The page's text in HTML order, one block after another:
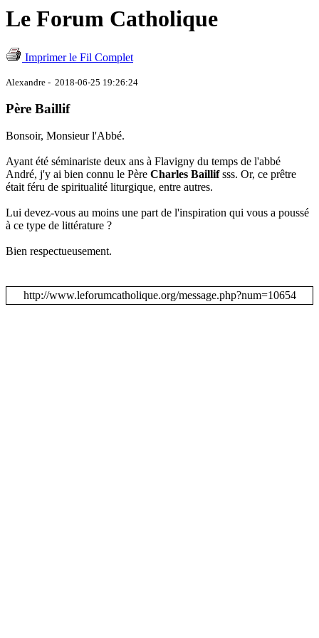
Le Forum Catholique
Imprimer le Fil Complet
Alexandre - 2018-06-25 19:26:24
Père Baillif
Bonsoir, Monsieur l'Abbé.
Ayant été séminariste deux ans à Flavigny du temps de l'abbé
André, j'y ai bien connu le Père Charles Baillifsss. Or, ce prêtre
était féru de spiritualité liturgique, entre autres.
Lui devez-vous au moins une part de l'inspiration qui vous a poussé
à ce type de littérature ?
Bien respectueusement.
http://www.leforumcatholique.org/message.php?num=10654